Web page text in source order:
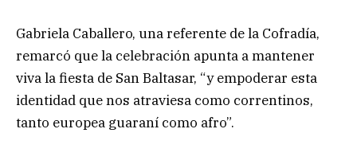
Gabriela Caballero, una referente de la Cofradía,
remarcó que la celebración apunta a mantener
viva la fiesta de San Baltasar, “y empoderar esta
identidad que nos atraviesa como correntinos,
tanto europea guaraní como afro”.